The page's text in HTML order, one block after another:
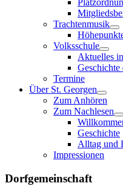
Trachtenmusik
Volksschule
Aktuelles
Geschichte
Termine
Über St. Georgen
Zum Anhören
Zum Nachlesen
Geschichte
Alltag und
Impressionen
Dorfgemeinschaft